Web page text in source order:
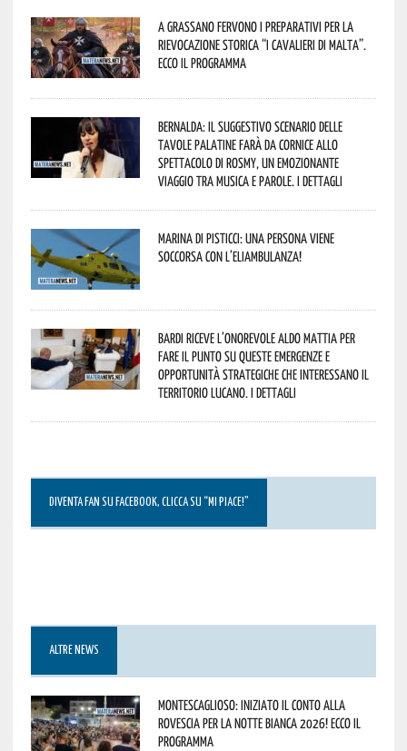
A Grassano fervono i preparativi per la
Rievocazione Storica “I CAVALIERI DI MALTA”.
Ecco il programma
Bernalda: il suggestivo scenario delle
Tavole Palatine farà da cornice allo
spettacolo di Rosmy, un emozionante
viaggio tra musica e parole. I dettagli
Marina di Pisticci: una persona viene
soccorsa con l’eliambulanza!
Bardi riceve l’onorevole Aldo Mattia per
fare il punto su queste emergenze e
opportunità strategiche che interessano il
territorio lucano. I dettagli
DIVENTA FAN SU FACEBOOK, CLICCA SU “MI PIACE!”
ALTRE NEWS
Montescaglioso: iniziato il conto alla
rovescia per la Notte Bianca 2026! Ecco il
programma